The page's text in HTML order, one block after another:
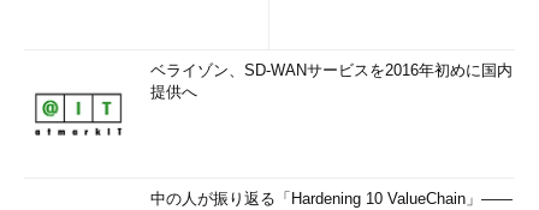
ベライゾン、SD-WANサービスを2016年初めに国内
提供へ
中の人が振り返る「Hardening 10 ValueChain」――